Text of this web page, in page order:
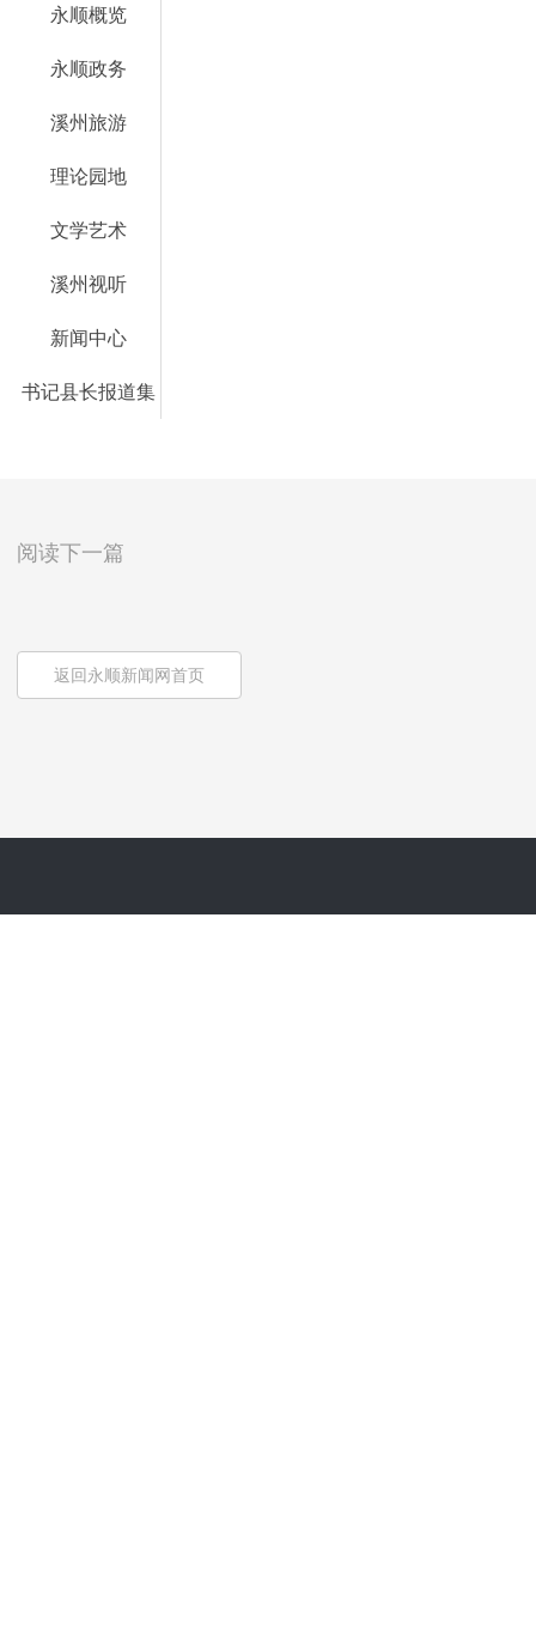
永顺概览
永顺政务
溪州旅游
理论园地
文学艺术
溪州视听
新闻中心
书记县长报道集
阅读下一篇
返回永顺新闻网首页